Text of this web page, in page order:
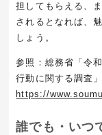
担してもらえる、
されるとなれば、
しょう。
参照：総務省「令
行動に関する調査」
https://
誰でも・いつ